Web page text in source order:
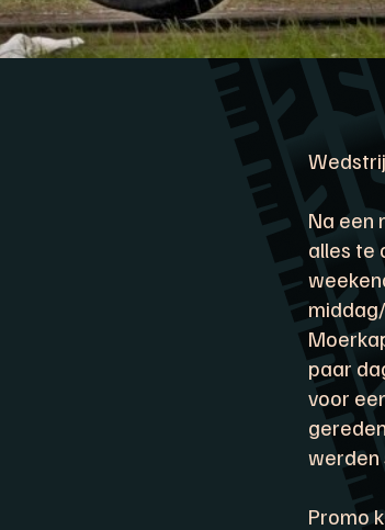
Na een
alles te
paar
voor
werden
Promo